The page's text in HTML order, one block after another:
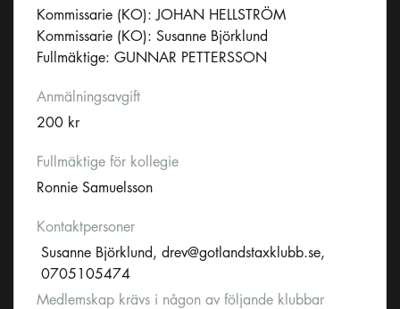
Kommissarie (KO): JOHAN HELLSTRÖM
Kommissarie (KO): Susanne Björklund
Fullmäktige: GUNNAR PETTERSSON
Anmälningsavgift
200 kr
Fullmäktige för kollegie
Ronnie Samuelsson
Kontaktpersoner
Susanne Björklund, drev@gotlandstaxklubb.se,
0705105474
Medlemskap krävs i någon av följande klubbar